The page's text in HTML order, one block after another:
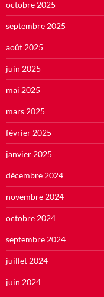
octobre 2025
septembre 2025
août 2025
juin 2025
mai 2025
mars 2025
février 2025
janvier 2025
décembre 2024
novembre 2024
octobre 2024
septembre 2024
juillet 2024
juin 2024